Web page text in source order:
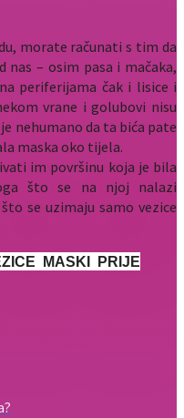
morate računati s tim da
– osim pasa i mačaka,
periferijama čak i lisice i
vrane i golubovi nisu
nehumano da ta bića pate
maska oko tijela.
im površinu koja je bila
što se na njoj nalazi
se uzimaju samo vezice
MASKI PRIJE